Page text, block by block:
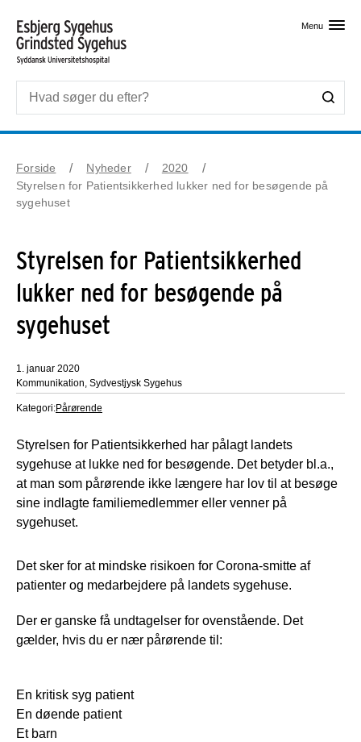
Menu
Forside Nyheder
2020
Styrelsen for Patientsikkerhed lukker ned for besøgende på
sygehuset
Styrelsen for Patientsikkerhed
lukker ned for besøgende på
sygehuset
1. januar 2020
Kommunikation, Sydvestjysk Sygehus
Kategori:Pårørende
Styrelsen for Patientsikkerhed har pålagt landets
sygehuse at lukke ned for besøgende. Det betyder bl.a.,
at man som pårørende ikke længere har lov til at besøge
sine indlagte familiemedlemmer eller venner på
sygehuset.
Det sker for at mindske risikoen for Corona-smitte af
patienter og medarbejdere på landets sygehuse.
Der er ganske få undtagelser for ovenstående. Det
gælder, hvis du er nær pårørende til:
En kritisk syg patient
En døende patient
Et barn